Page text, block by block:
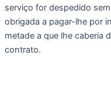
serviço for despedido
obrigada a pagar-lhe por
metade a que lhe caberia
contrato.